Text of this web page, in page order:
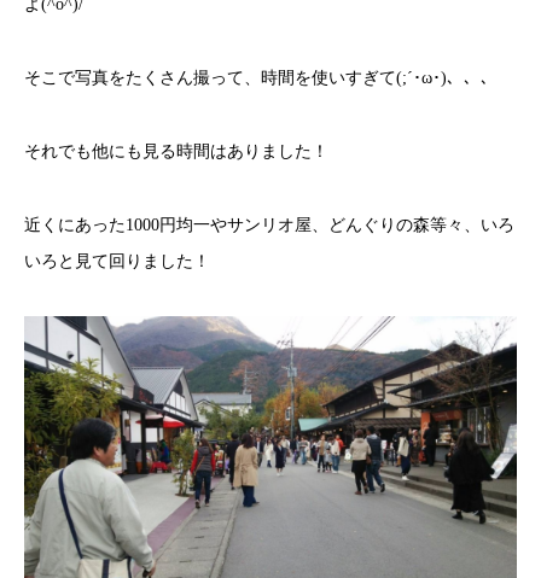
よ(^o^)/
そこで写真をたくさん撮って、時間を使いすぎて(;´･ω･)、、、
それでも他にも見る時間はありました！
近くにあった1000円均一やサンリオ屋、どんぐりの森等々、いろ
いろと見て回りました！